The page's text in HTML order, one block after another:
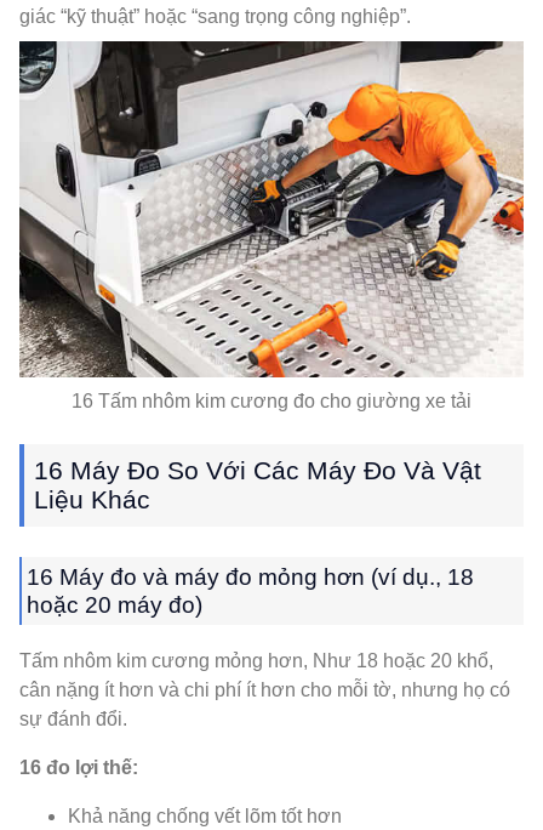
giác “kỹ thuật” hoặc “sang trọng công nghiệp”.
16 Tấm nhôm kim cương đo cho giường xe tải
16 Máy Đo So Với Các Máy Đo Và Vật
Liệu Khác
16 Máy đo và máy đo mỏng hơn (ví dụ., 18
hoặc 20 máy đo)
Tấm nhôm kim cương mỏng hơn, Như 18 hoặc 20 khổ,
cân nặng ít hơn và chi phí ít hơn cho mỗi tờ, nhưng họ có
sự đánh đổi.
16 đo lợi thế:
Khả năng chống vết lõm tốt hơn